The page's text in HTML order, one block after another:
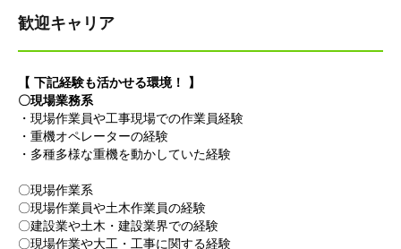
歓迎キャリア
【 下記経験も活かせる環境！ 】
〇現場業務系
・現場作業員や工事現場での作業員経験
・重機オペレーターの経験
・多種多様な重機を動かしていた経験
〇現場作業系
〇現場作業員や土木作業員の経験
〇建設業や土木・建設業界での経験
〇現場作業や大工・工事に関する経験